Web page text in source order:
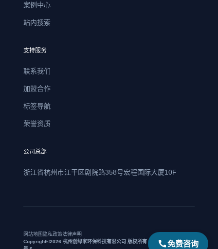
案例中心
站内搜索
支持服务
联系我们
加盟合作
标签导航
荣誉资质
公司总部
浙江省杭州市江干区剧院路358号宏程国际大厦10F
网站地图 隐私政策法律声明
Copyright©2026 杭州创绿家环保科技有限公司 版权所有 | 浙ICP备17021469
免费咨询